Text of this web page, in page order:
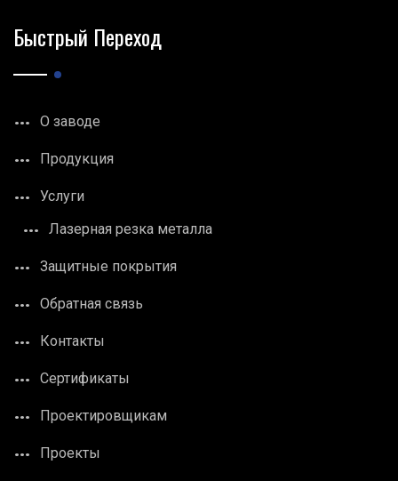
Быстрый Переход
О заводе
Продукция
Услуги
Лазерная резка металла
Защитные покрытия
Обратная связь
Контакты
Сертификаты
Проектировщикам
Проекты